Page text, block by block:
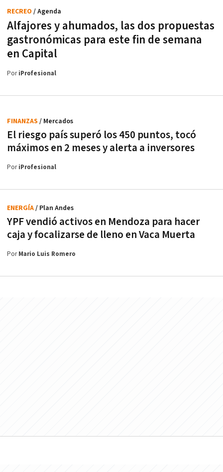
Alfajores y ahumados, las dos propuestas
gastronómicas para este fin de semana
en Capital
RECREO / Agenda
PoriProfesional
El riesgo país superó los 450 puntos, tocó
máximos en 2 meses y alerta a inversores
FINANZAS / Mercados
PoriProfesional
YPF vendió activos en Mendoza para hacer
caja y focalizarse de lleno en Vaca Muerta
ENERGÍA/ Plan Andes
PorMario Luis Romero